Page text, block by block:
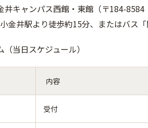
井キャンパス西館・東館（〒184-
金井駅より徒歩約15分、またはバス
当日スケジュール）
内容
受付